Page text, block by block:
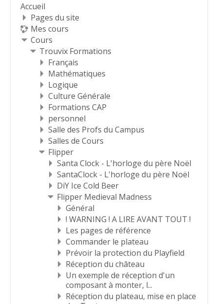
Accueil
Pages du site
Mes cours
Cours
Trouvix Formations
Français
Mathématiques
Logique
Culture Générale
Formations CAP
personnel
Salle des Profs du Campus
Salles de Cours
Flipper
Santa Clock - L'horloge du père Noël
SantaClock - L'horloge du père Noël
DiY Ice Cold Beer
Flipper Medieval Madness
Général
! WARNING ! A LIRE AVANT TOUT !
Les pages de référence
Commander le plateau
Prévoir la protection du Playfield
Réception du château
Un exemple de réception d'un
composant à monter, l...
Réception du plateau, mise en place